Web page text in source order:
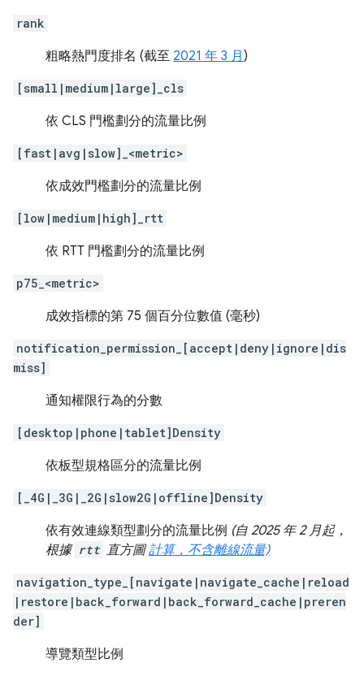
rank
粗略熱門度排名 (截至 2021 年 3 月 )
[small|medium|large]_cls
依 CLS 門檻劃分的流量比例
[fast|avg|slow]_<metric>
依成效門檻劃分的流量比例
[low|medium|high]_rtt
依 RTT 門檻劃分的流量比例
p75_<metric>
成效指標的第 75 個百分位數值 (毫秒)
notification_permission_[accept|deny|ignore|dis
miss]
通知權限行為的分數
[desktop|phone|tablet]Density
依板型規格區分的流量比例
[_4G|_3G|_2G|slow2G|offline]Density
依有效連線類型劃分的流量比例 (自 2025 年 2 月起，
根據 rtt 直方圖計算，不含離線流量)
navigation_type_[navigate|navigate_cache|reload
|restore|back_forward|back_forward_cache|preren
der]
導覽類型比例